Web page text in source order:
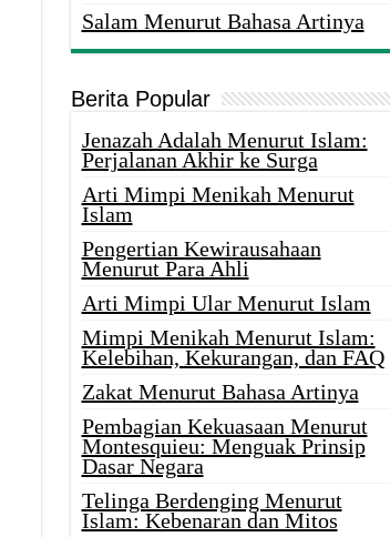
Salam Menurut Bahasa Artinya
Berita Popular
Jenazah Adalah Menurut Islam:
Perjalanan Akhir ke Surga
Arti Mimpi Menikah Menurut
Islam
Pengertian Kewirausahaan
Menurut Para Ahli
Arti Mimpi Ular Menurut Islam
Mimpi Menikah Menurut Islam:
Kelebihan, Kekurangan, dan FAQ
Zakat Menurut Bahasa Artinya
Pembagian Kekuasaan Menurut
Montesquieu: Menguak Prinsip
Dasar Negara
Telinga Berdenging Menurut
Islam: Kebenaran dan Mitos